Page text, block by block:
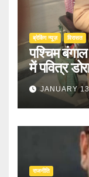
ब्रेकिंग न्यूज़ ‍‍विरासत
पश्चिम
में पवित्र
JANUARY
राजनीति